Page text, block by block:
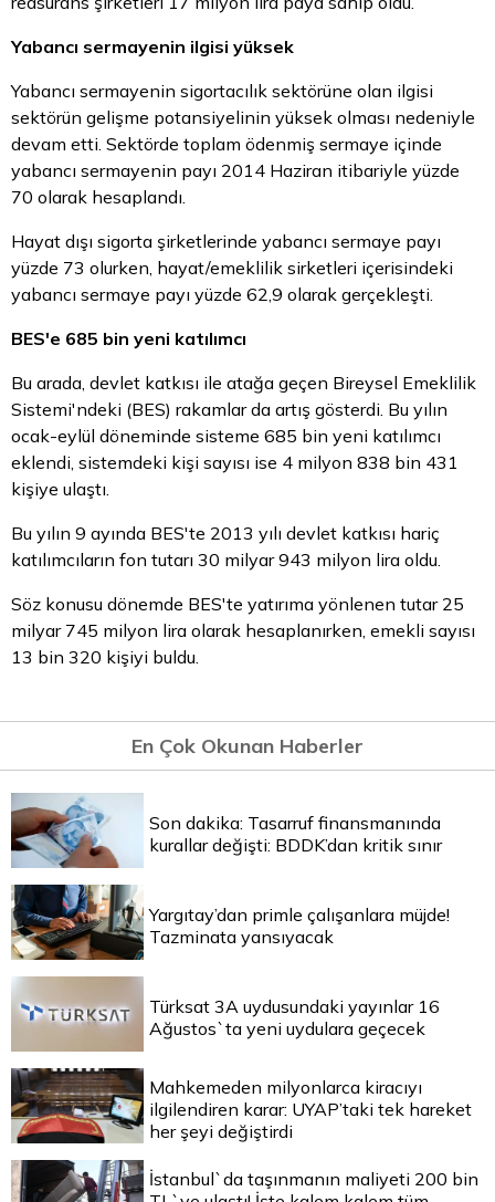
Yabancı sermayenin ilgisi yüksek
Yabancı sermayenin sigortacılık sektörüne olan ilgisi
sektörün gelişme potansiyelinin yüksek olması nedeniyle
devam etti. Sektörde toplam ödenmiş sermaye içinde
yabancı sermayenin payı 2014 Haziran itibariyle yüzde
70 olarak hesaplandı.
Hayat dışı sigorta şirketlerinde yabancı sermaye payı
yüzde 73 olurken, hayat/emeklilik sirketleri içerisindeki
yabancı sermaye payı yüzde 62,9 olarak gerçekleşti.
BES'e 685 bin yeni katılımcı
Bu arada, devlet katkısı ile atağa geçen Bireysel Emeklilik
Sistemi'ndeki (BES) rakamlar da artış gösterdi. Bu yılın
ocak-eylül döneminde sisteme 685 bin yeni katılımcı
eklendi, sistemdeki kişi sayısı ise 4 milyon 838 bin 431
kişiye ulaştı.
Bu yılın 9 ayında BES'te 2013 yılı devlet katkısı hariç
katılımcıların fon tutarı 30 milyar 943 milyon lira oldu.
Söz konusu dönemde BES'te yatırıma yönlenen tutar 25
milyar 745 milyon lira olarak hesaplanırken, emekli sayısı
13 bin 320 kişiyi buldu.
En Çok Okunan Haberler
Son dakika: Tasarruf finansmanında
kurallar değişti: BDDK’dan kritik sınır
Yargıtay’dan primle çalışanlara müjde!
Tazminata yansıyacak
Türksat 3A uydusundaki yayınlar 16
Ağustos`ta yeni uydulara geçecek
Mahkemeden milyonlarca kiracıyı
ilgilendiren karar: UYAP’taki tek hareket
her şeyi değiştirdi
İstanbul`da taşınmanın maliyeti 200 bin